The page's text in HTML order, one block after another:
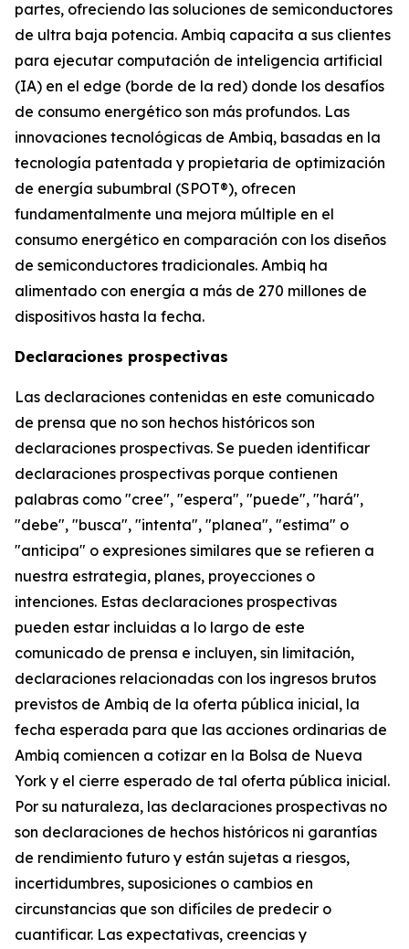
partes, ofreciendo las soluciones de semiconductores
de ultra baja potencia. Ambiq capacita a sus clientes
para ejecutar computación de inteligencia artificial
(IA) en el edge (borde de la red) donde los desafíos
de consumo energético son más profundos. Las
innovaciones tecnológicas de Ambiq, basadas en la
tecnología patentada y propietaria de optimización
de energía subumbral (SPOT®), ofrecen
fundamentalmente una mejora múltiple en el
consumo energético en comparación con los diseños
de semiconductores tradicionales. Ambiq ha
alimentado con energía a más de 270 millones de
dispositivos hasta la fecha.
Declaraciones prospectivas
Las declaraciones contenidas en este comunicado
de prensa que no son hechos históricos son
declaraciones prospectivas. Se pueden identificar
declaraciones prospectivas porque contienen
palabras como "cree", "espera", "puede", "hará",
"debe", "busca", "intenta", "planea", "estima" o
"anticipa" o expresiones similares que se refieren a
nuestra estrategia, planes, proyecciones o
intenciones. Estas declaraciones prospectivas
pueden estar incluidas a lo largo de este
comunicado de prensa e incluyen, sin limitación,
declaraciones relacionadas con los ingresos brutos
previstos de Ambiq de la oferta pública inicial, la
fecha esperada para que las acciones ordinarias de
Ambiq comiencen a cotizar en la Bolsa de Nueva
York y el cierre esperado de tal oferta pública inicial.
Por su naturaleza, las declaraciones prospectivas no
son declaraciones de hechos históricos ni garantías
de rendimiento futuro y están sujetas a riesgos,
incertidumbres, suposiciones o cambios en
circunstancias que son difíciles de predecir o
cuantificar. Las expectativas, creencias y